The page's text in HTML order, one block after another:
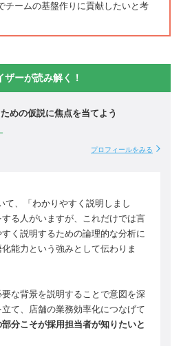
チームの基盤作りに貢献したいと考
ザーが読み解く！
めの仮説に焦点を当てよう
プロフィールをみる
て、「わかりやすく説明しまし
る人がいますが、これだけでは言
く説明するための論理的な分析に
能力という強みとして伝わりま
な背景を説明することで意図を深
て、店舗の業務効率化につなげて
分こそが採用担当者が知りたいと